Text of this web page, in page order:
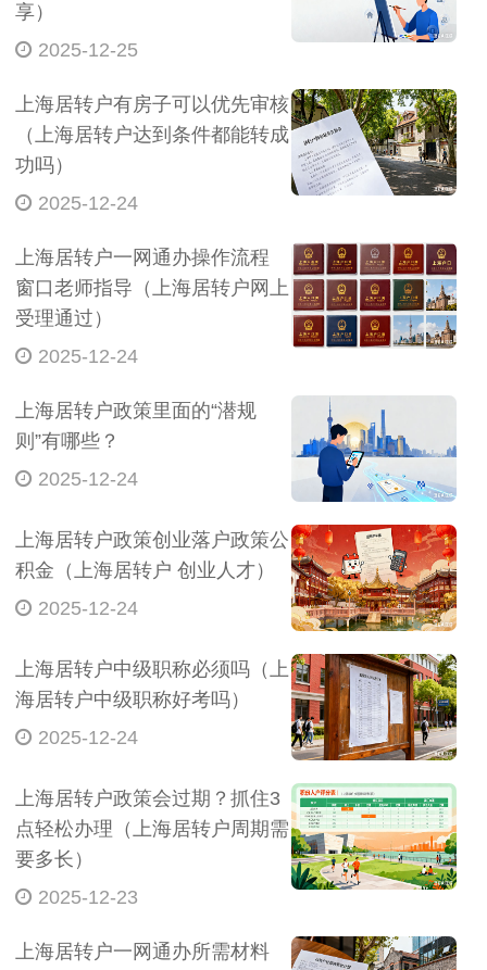
享）
2025-12-25
上海居转户有房子可以优先审核
（上海居转户达到条件都能转成
功吗）
2025-12-24
上海居转户一网通办操作流程
窗口老师指导（上海居转户网上
受理通过）
2025-12-24
上海居转户政策里面的“潜规
则”有哪些？
2025-12-24
上海居转户政策创业落户政策公
积金（上海居转户 创业人才）
2025-12-24
上海居转户中级职称必须吗（上
海居转户中级职称好考吗）
2025-12-24
上海居转户政策会过期？抓住3
点轻松办理（上海居转户周期需
要多长）
2025-12-23
上海居转户一网通办所需材料